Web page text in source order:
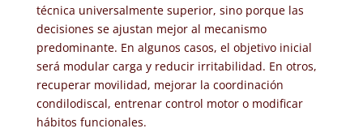
técnica universalmente superior, sino porque las
decisiones se ajustan mejor al mecanismo
predominante. En algunos casos, el objetivo inicial
será modular carga y reducir irritabilidad. En otros,
recuperar movilidad, mejorar la coordinación
condilodiscal, entrenar control motor o modificar
hábitos funcionales.